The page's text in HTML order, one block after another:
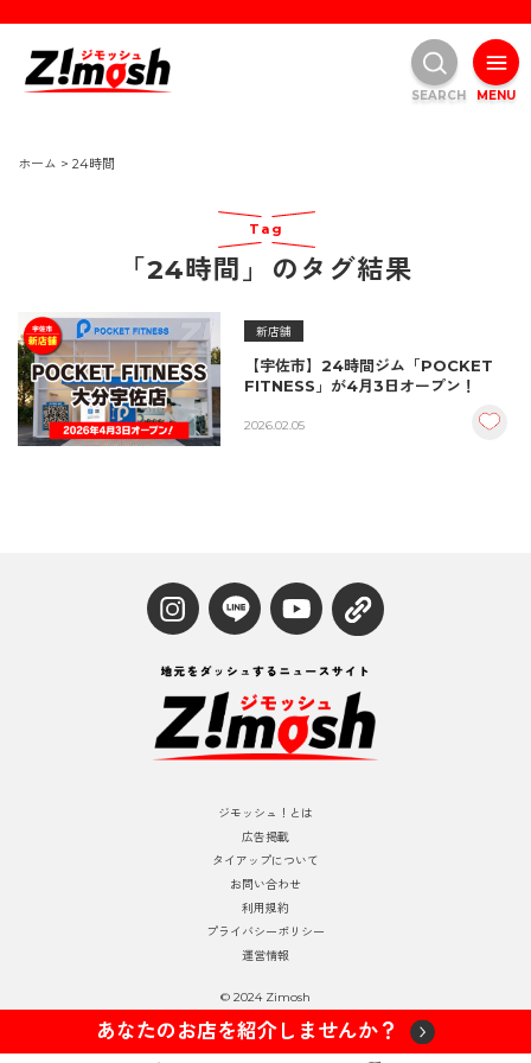
ホーム > 24時間
Tag
「24時間」のタグ結果
新店舗
【宇佐市】24時間ジム「POCKET
FITNESS」が4月3日オープン！
2026.02.05
ジモッシュ！とは
広告掲載
タイアップについて
お問い合わせ
利用規約
プライバシーポリシー
運営情報
© 2024 Zimosh
あなたのお店を紹介しませんか？
MENU
SEARCH